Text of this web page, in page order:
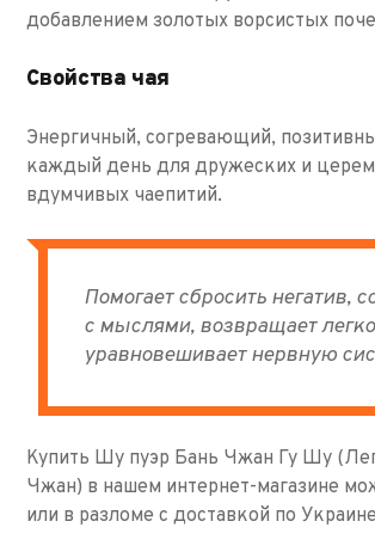
добавлением золотых ворсистых
Свойства чая
Энергичный, согревающий,
каждый день для дружеских и
вдумчивых чаепитий.
Помогает сбросить негатив,
с мыслями, возвращает
уравновешивает нервную
Купить Шу пуэр Бань Чжан Гу Шу
Чжан) в нашем интернет-магазине
или в разломе с доставкой по